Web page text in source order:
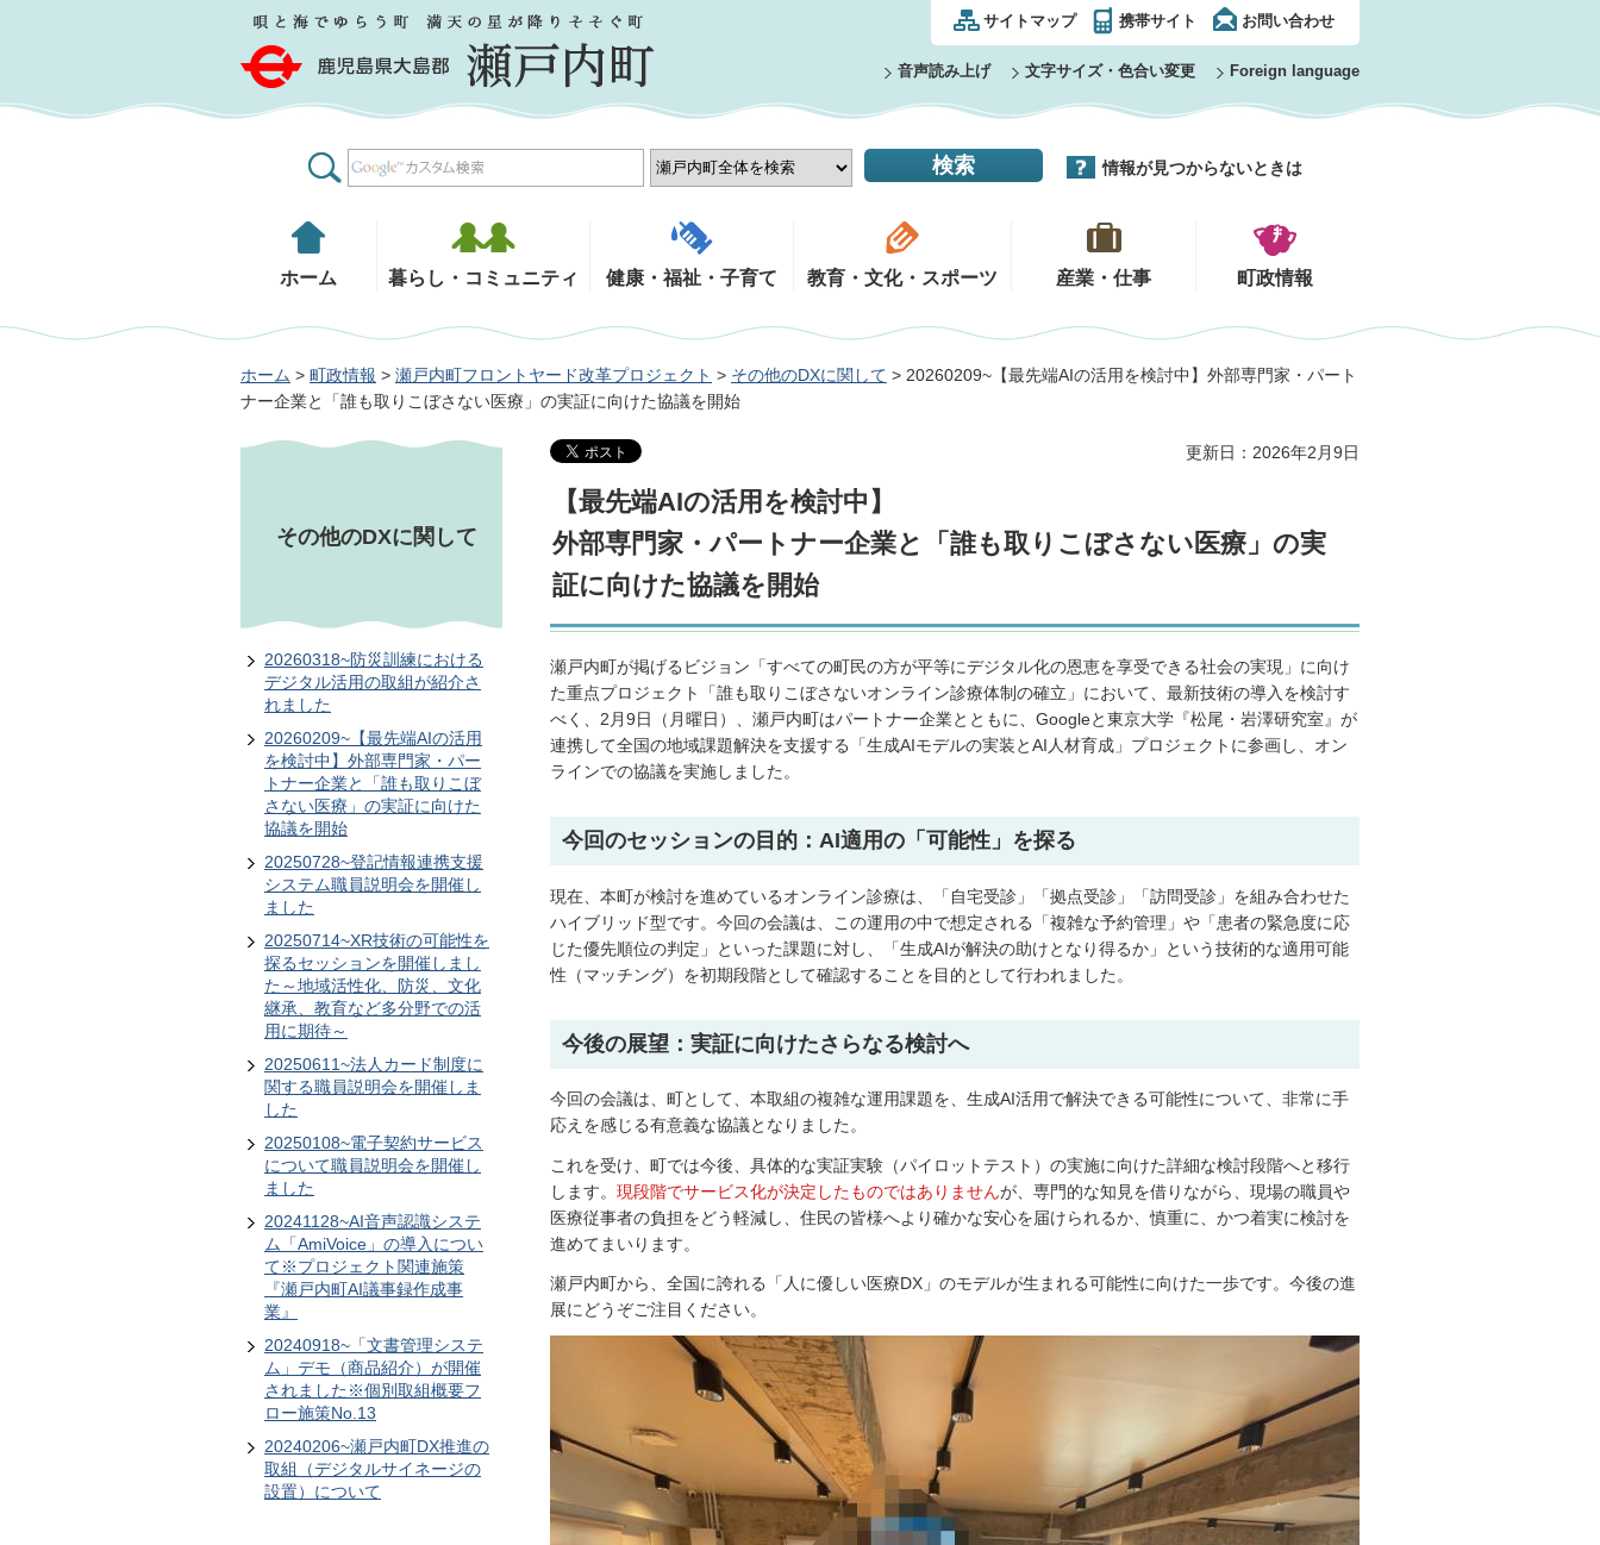
鹿児島県大島郡 瀬戸内町 サイトマップ 携帯サイト お問い合わせ
音声読み上げ 文字サイズ・色合い変更 Foreign language
情報が見つからないときは
ホーム 暮らし・コミュニティ 健康・福祉・子育て 教育・文化・スポーツ 産業・仕事 町政情報
ホーム > 町政情報 > 瀬戸内町フロントヤード改革プロジェクト > その他のDXに関して > 20260209~【最先端AIの活用を検討中】外部専門家・パート
ナー企業と「誰も取りこぼさない医療」の実証に向けた協議を開始
その他のDXに関して
20260318~防災訓練における
デジタル活用の取組が紹介さ
れました
20260209~【最先端AIの活用
を検討中】外部専門家・パー
トナー企業と「誰も取りこぼ
さない医療」の実証に向けた
協議を開始
20250728~登記情報連携支援
システム職員説明会を開催し
ました
20250714~XR技術の可能性を
探るセッションを開催しまし
た～地域活性化、防災、文化
継承、教育など多分野での活
用に期待～
20250611~法人カード制度に
関する職員説明会を開催しま
した
20250108~電子契約サービス
について職員説明会を開催し
ました
20241128~AI音声認識システ
ム「AmiVoice」の導入につい
て※プロジェクト関連施策
『瀬戸内町AI議事録作成事
業』
20240918~「文書管理システ
ム」デモ（商品紹介）が開催
されました※個別取組概要フ
ロー施策No.13
20240206~瀬戸内町DX推進の
取組（デジタルサイネージの
設置）について
更新日：2026年2月9日
【最先端AIの活用を検討中】
外部専門家・パートナー企業と「誰も取りこぼさない医療」の実
証に向けた協議を開始
瀬戸内町が掲げるビジョン「すべての町民の方が平等にデジタル化の恩恵を享受できる社会の実現」に向け
た重点プロジェクト「誰も取りこぼさないオンライン診療体制の確立」において、最新技術の導入を検討す
べく、2月9日（月曜日）、瀬戸内町はパートナー企業とともに、Googleと東京大学『松尾・岩澤研究室』が
連携して全国の地域課題解決を支援する「生成AIモデルの実装とAI人材育成」プロジェクトに参画し、オン
ラインでの協議を実施しました。
今回のセッションの目的：AI適用の「可能性」を探る
現在、本町が検討を進めているオンライン診療は、「自宅受診」「拠点受診」「訪問受診」を組み合わせた
ハイブリッド型です。今回の会議は、この運用の中で想定される「複雑な予約管理」や「患者の緊急度に応
じた優先順位の判定」といった課題に対し、「生成AIが解決の助けとなり得るか」という技術的な適用可能
性（マッチング）を初期段階として確認することを目的として行われました。
今後の展望：実証に向けたさらなる検討へ
今回の会議は、町として、本取組の複雑な運用課題を、生成AI活用で解決できる可能性について、非常に手
応えを感じる有意義な協議となりました。
これを受け、町では今後、具体的な実証実験（パイロットテスト）の実施に向けた詳細な検討段階へと移行
します。 現段階でサービス化が決定したものではありませんが、専門的な知見を借りながら、現場の職員や
医療従事者の負担をどう軽減し、住民の皆様へより確かな安心を届けられるか、慎重に、かつ着実に検討を
進めてまいります。
瀬戸内町から、全国に誇れる「人に優しい医療DX」のモデルが生まれる可能性に向けた一歩です。今後の進
展にどうぞご注目ください。